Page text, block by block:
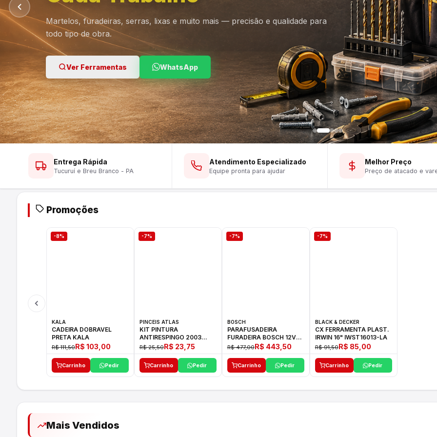
Ver Lustres WhatsApp
Martelos, furadeiras, serras, lixas e muito mais — precisão e qualidade para
todo tipo de obra.
Ver Ferramentas WhatsApp
Ver Tintas WhatsApp
Entrega Rápida
Tucuruí e Breu Branco - PA
Atendimento Especializado
Equipe pronta para ajudar
Melhor Preço
Preço de atacado e
Promoções
-8%
KALA
CADEIRA DOBRAVEL
PRETA KALA
R$ 111,50R$ 103,00
Carrinho Pedir
-7%
PINCEIS ATLAS
KIT PINTURA
ANTIRESPINGO 2003
ATLAS 03 PCS
R$ 25,50R$ 23,75
Carrinho Pedir
-7%
BOSCH
PARAFUSADEIRA
FURADEIRA BOSCH 12V
GSR 1000 SMART
R$ 477,00R$ 443,50
Carrinho Pedir
-7%
BLACK & DECKER
CX FERRAMENTA PLAST.
IRWIN 16" IWST16013-LA
R$ 91,50R$ 85,00
Carrinho Pedir
Mais Vendidos